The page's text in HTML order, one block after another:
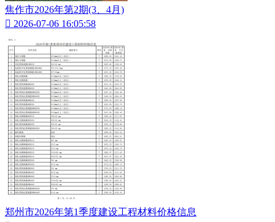
焦作市2026年第2期(3、4月)
 2026-07-06 16:05:58
郑州市2026年第1季度建设工程材料价格信息